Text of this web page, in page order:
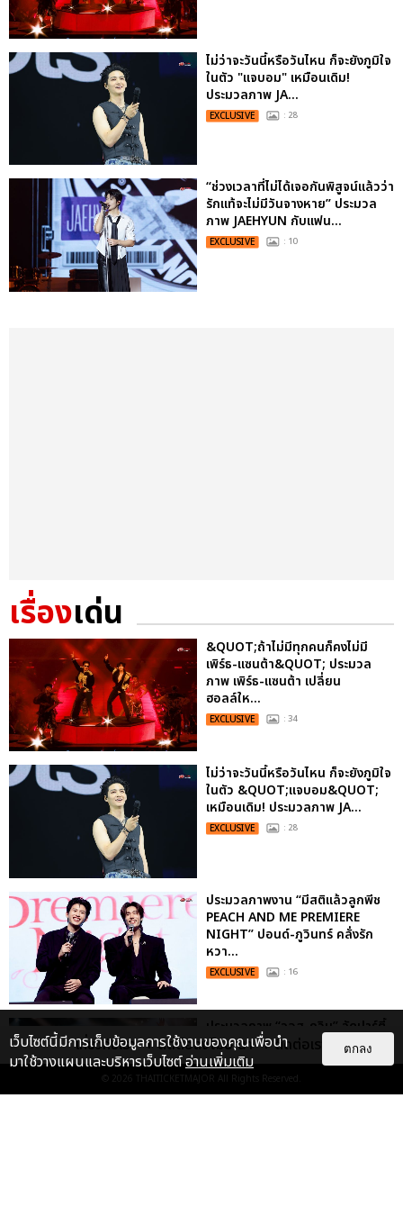
ไม่ว่าจะวันนี้หรือวันไหน ก็จะยังภูมิใจ
ในตัว "แจบอม" เหมือนเดิม!
ประมวลภาพ JA...
EXCLUSIVE : 28
“ช่วงเวลาที่ไม่ได้เจอกันพิสูจน์แล้วว่า
รักแท้จะไม่มีวันจางหาย” ประมวล
ภาพ JAEHYUN กับแฟน...
EXCLUSIVE : 10
เรื่องเด่น
&QUOT;ถ้าไม่มีทุกคนก็คงไม่มี
เพิร์ธ-แซนต้า&QUOT; ประมวล
ภาพ เพิร์ธ-แซนต้า เปลี่ยน
ฮอลล์ให...
EXCLUSIVE : 34
ไม่ว่าจะวันนี้หรือวันไหน ก็จะยังภูมิใจ
ในตัว &QUOT;แจบอม&QUOT;
เหมือนเดิม! ประมวลภาพ JA...
EXCLUSIVE : 28
ประมวลภาพงาน “มีสติแล้วลูกพีช
PEACH AND ME PREMIERE
NIGHT” ปอนด์-ภูวินทร์ คลั่งรัก
หวา...
EXCLUSIVE : 16
ประมวลภาพ “จอส-กวิน” จัดปาร์ตี้
ริมหาดสุดฮอต ในคอนเสิร์ตครั้งยิ่ง
ใหญ่ “JOSS GAWIN HEAT ...
EXCLUSIVE : 34
เกี่ยวกับเรา ติดต่อลงโฆษณา ติดต่อเรา
© 2026 THAITICKETMAJOR All Rights Reserved.
เว็บไซต์นี้มีการเก็บข้อมูลการใช้งานของคุณเพื่อนำ
มาใช้วางแผนและบริหารเว็บไซต์อ่านเพิ่มเติม
ตกลง